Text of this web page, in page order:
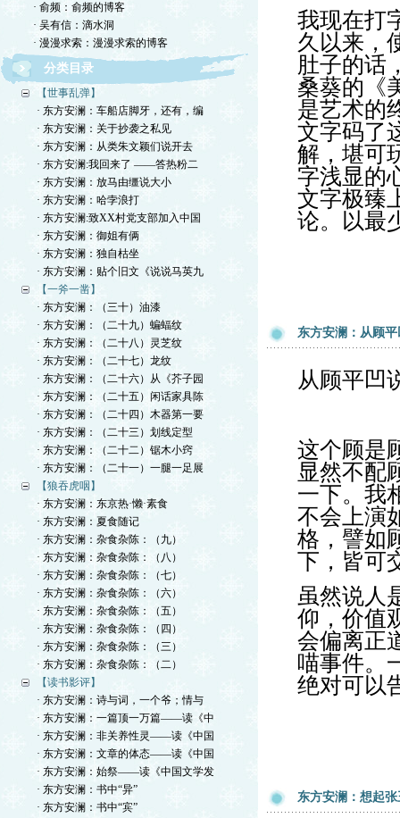
· 俞频：俞频的博客
· 吴有信：滴水洞
· 漫漫求索：漫漫求索的博客
分类目录
【世事乱弹】
· 东方安澜：车船店脚牙，还有，编
· 东方安澜：关于抄袭之私见
· 东方安澜：从类朱文颖们说开去
· 东方安澜:我回来了 ——答热粉二
· 东方安澜：放马由缰说大小
· 东方安澜：哈孛浪打
· 东方安澜:致XX村党支部加入中国
· 东方安澜：御姐有俩
· 东方安澜：独自枯坐
· 东方安澜：贴个旧文《说说马英九
【一斧一凿】
· 东方安澜：（三十）油漆
· 东方安澜：（二十九）蝙蝠纹
· 东方安澜：（二十八）灵芝纹
· 东方安澜：（二十七）龙纹
· 东方安澜：（二十六）从《芥子园
· 东方安澜：（二十五）闲话家具陈
· 东方安澜：（二十四）木器第一要
· 东方安澜：（二十三）划线定型
· 东方安澜：（二十二）锯木小窍
· 东方安澜：（二十一）一腿一足展
【狼吞虎咽】
· 东方安澜：东京热·懒·素食
· 东方安澜：夏食随记
· 东方安澜：杂食杂陈：（九）
· 东方安澜：杂食杂陈：（八）
· 东方安澜：杂食杂陈：（七）
· 东方安澜：杂食杂陈：（六）
· 东方安澜：杂食杂陈：（五）
· 东方安澜：杂食杂陈：（四）
· 东方安澜：杂食杂陈：（三）
· 东方安澜：杂食杂陈：（二）
【读书影评】
· 东方安澜：诗与词，一个爷；情与
· 东方安澜：一篇顶一万篇——读《中
· 东方安澜：非关养性灵——读《中国
· 东方安澜：文章的体态——读《中国
· 东方安澜：始祭——读《中国文学发
· 东方安澜：书中“异”
· 东方安澜：书中“宾”
我现在打
久以来，
肚子的话
桑葵的《
是艺术的
文字码了
解，堪可
字浅显的
文字极臻
论。以最
东方安澜：从顾
从顾平凹
这个顾是
显然不配
一下。我
不会上演
格，譬如
下，皆可
虽然说人
仰，价值
会偏离正
喵事件。
绝对可以
东方安澜：想起张